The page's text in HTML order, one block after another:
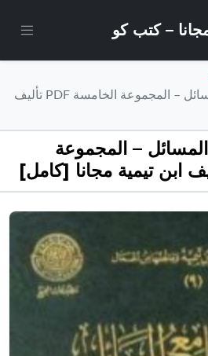
تحميل كتاب جامع المسائل – المجموعة الخامسة PDF تأليف
– المجموعة